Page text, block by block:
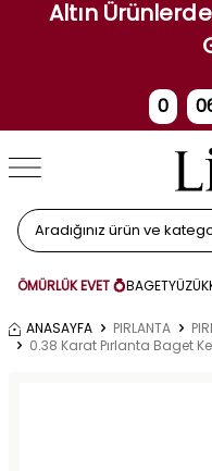
Altın
0
Gün
ÖMÜRLÜK EVET 💍BAGETYÜZÜK
ANASAYFA PIRLANTA
0.38 Karat Pırlanta Baget